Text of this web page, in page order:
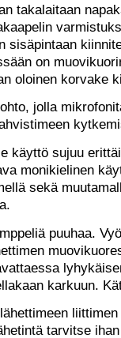
takalaitaan
sisäpintaan
on
oloinen korvake
jolla
käyttö sujuu
monikielinen
sekä
puuhaa.
karkuun.
tarvitse